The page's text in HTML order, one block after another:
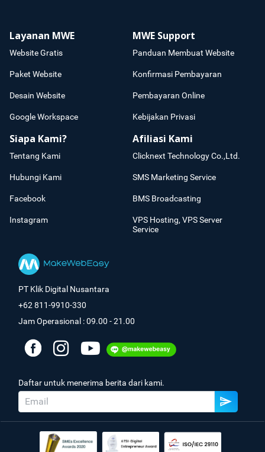
Layanan MWE
Website Gratis
Paket Website
Desain Website
Google Workspace
MWE Support
Panduan Membuat Website
Konfirmasi Pembayaran
Pembayaran Online
Kebijakan Privasi
Siapa Kami?
Tentang Kami
Hubungi Kami
Facebook
Instagram
Afiliasi Kami
Clicknext Technology Co.,Ltd.
SMS Marketing Service
BMS Broadcasting
VPS Hosting, VPS Server
Service
PT Klik Digital Nusantara
+62 811-9910-330
Jam Operasional : 09.00 - 21.00
Daftar untuk menerima berita dari kami.